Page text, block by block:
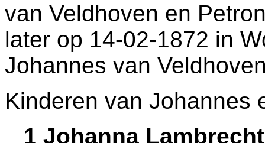
van Veldhoven en
later op 14-02-1872 in
Johannes van
Kinderen van Johannes
1 Johanna